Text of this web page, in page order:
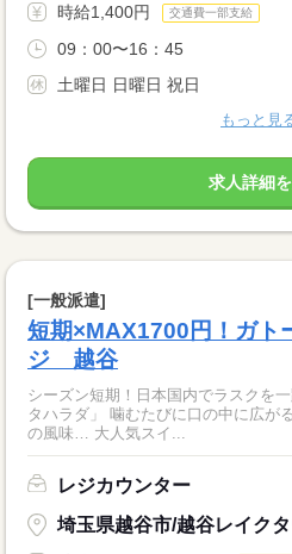
時給1,400円 交通費一部支給
09：00〜16：45
土曜日 日曜日 祝日
もっと見
求人詳細
[一般派遣]
短期×MAX1700円！ガ
ジ 越谷
シーズン短期！日本国内でラスクを
タハラダ」 噛むたびに口の中に広が
の風味… 大人気スイ...
レジカウンター
埼玉県越谷市/越谷レイクタ